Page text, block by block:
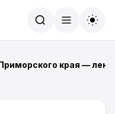
края —